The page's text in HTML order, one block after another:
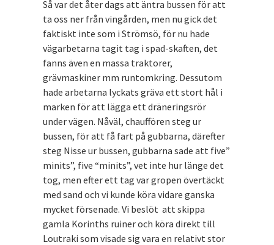
Så var det åter dags att äntra bussen för att
ta oss ner från vingården, men nu gick det
faktiskt inte som i Strömsö, för nu hade
vägarbetarna tagit tag i spad-skaften, det
fanns även en massa traktorer,
grävmaskiner mm runtomkring. Dessutom
hade arbetarna lyckats gräva ett stort hål i
marken för att lägga ett dräneringsrör
under vägen. Nåväl, chauffören steg ur
bussen, för att få fart på gubbarna, därefter
steg Nisse ur bussen, gubbarna sade att five”
minits”, five “minits”, vet inte hur länge det
tog, men efter ett tag var gropen övertäckt
med sand och vi kunde köra vidare ganska
mycket försenade. Vi beslöt att skippa
gamla Korinths ruiner och köra direkt till
Loutraki som visade sig vara en relativt stor